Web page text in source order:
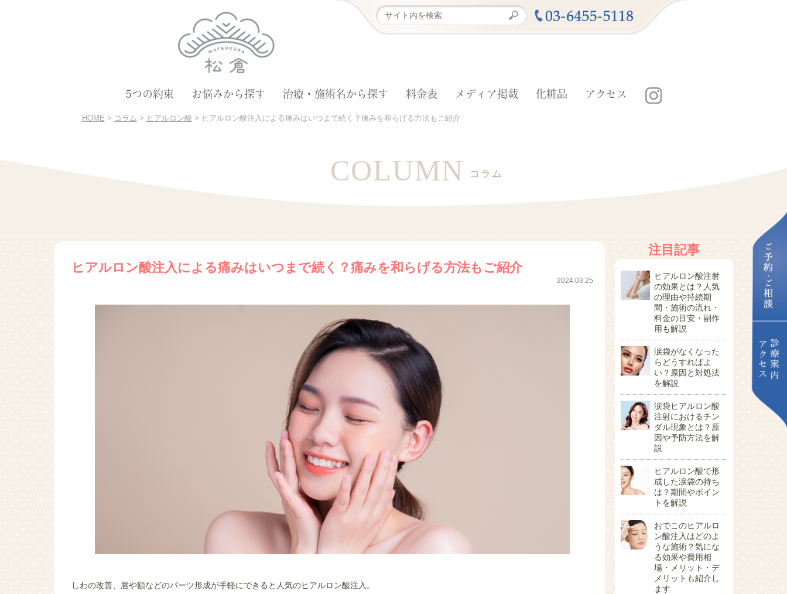
5つの約束 お悩みから探す 治療・施術名から探す 料金表 メディア掲載 化粧品 アクセス
HOME > コラム > ヒアルロン酸 > ヒアルロン酸注入による痛みはいつまで続く？痛みを和らげる方法もご紹介
COLUMN コラム
ヒアルロン酸注入による痛みはいつまで続く？痛みを和らげる方法もご紹介
2024.03.25
しわの改善、唇や額などのパーツ形成が手軽にできると人気のヒアルロン酸注入。
注目記事
ヒアルロン酸注射
の効果とは？人気
の理由や持続期
間・施術の流れ・
料金の目安・副作
用も解説
涙袋がなくなった
らどうすればよ
い？原因と対処法
を解説
涙袋ヒアルロン酸
注射におけるチン
ダル現象とは？原
因や予防方法を解
説
ヒアルロン酸で形
成した涙袋の持ち
は？期間やポイン
トを解説
おでこのヒアルロ
ン酸注入はどのよ
うな施術？気にな
る効果や費用相
場・メリット・デ
メリットも紹介し
ます